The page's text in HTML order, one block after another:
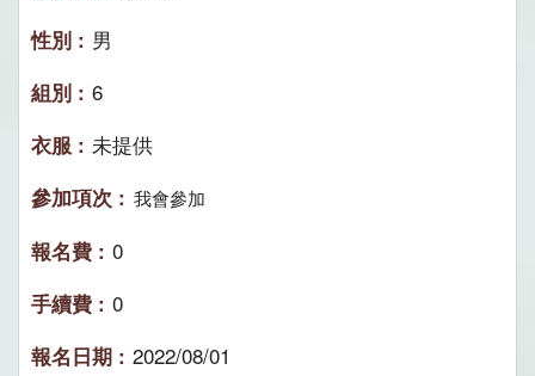
男
6
未提供
我會參加
0
0
2022/08/01